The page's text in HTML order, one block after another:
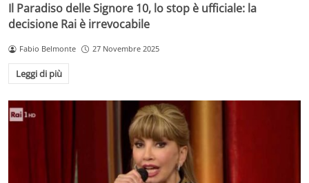
Il Paradiso delle Signore 10, lo stop è ufficiale: la
decisione Rai è irrevocabile
Fabio Belmonte 27 Novembre 2025
Leggi di più